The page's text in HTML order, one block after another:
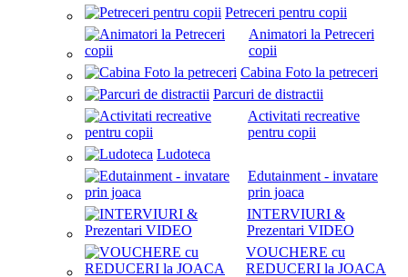
Petreceri pentru copii
Animatori la Petreceri
copii
Cabina Foto la petreceri
Parcuri de distractii
Activitati recreative
pentru copii
Ludoteca
Edutainment - invatare
prin joaca
INTERVIURI &
Prezentari VIDEO
VOUCHERE cu
REDUCERI la JOACA